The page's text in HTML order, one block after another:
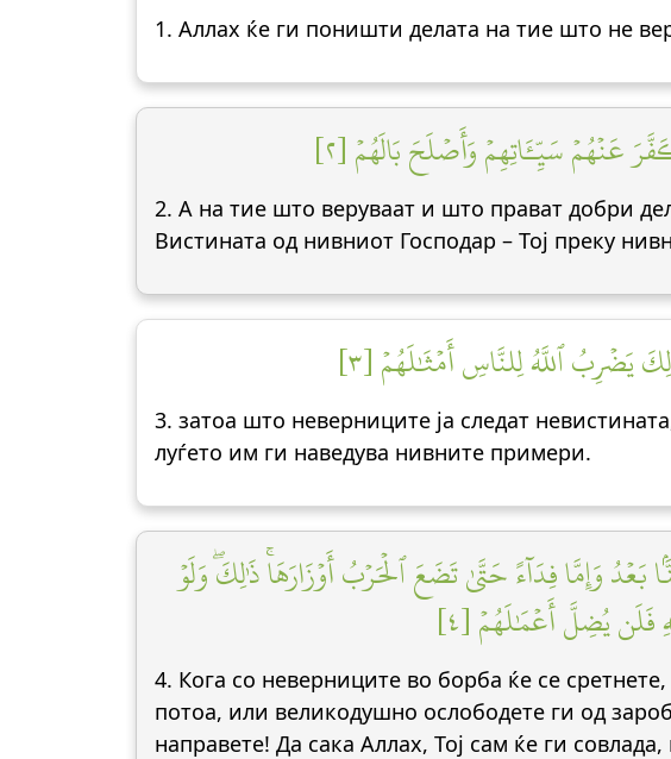
1. Аллах ќе ги поништи делата на тие што не
عَنۡهُمۡ سَيِّـَٔاتِهِمۡ وَأَصۡلَحَ بَالَهُمۡ [٢]
2. А на тие што веруваат и што прават добри
Вистината од нивниот Господар – Тој преку
يَضۡرِبُ ٱللَّهُ لِلنَّاسِ أَمۡثَٰلَهُمۡ [٣]
3. затоа што неверниците ја следат
луѓето им ги наведува нивните примери.
بَعۡدُ وَإِمَّا فِدَآءً حَتَّىٰ تَضَعَ ٱلۡحَرۡبُ أَوۡزَارَهَاۚ ذَٰلِكَۖ وَلَوۡ
فَلَن يُضِلَّ أَعۡمَٰلَهُمۡ [٤]
4. Кога со неверниците во борба ќе се
потоа, или великодушно ослободете ги од
направете! Да сака Аллах, Тој сам ќе ги